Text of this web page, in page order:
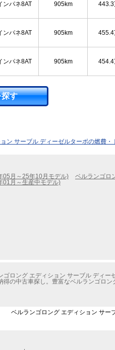
ンパネ8AT 905km 443.3
ンパネ8AT 905km 455.4
ンパネ8AT 905km 454.4
す
ン サーブル ディーゼルターボの燃費・
05月～25年10月モデル)
ベルランゴロ
01月～生産中モデル)
ロング エディション サーブル ディー
の中古車探し。豊富なベルランゴロ
ベルランゴロング エディション サー